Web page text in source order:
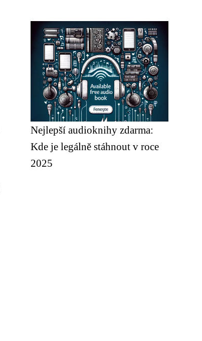
Nejlepší audioknihy zdarma:
Kde je legálně stáhnout v roce
2025